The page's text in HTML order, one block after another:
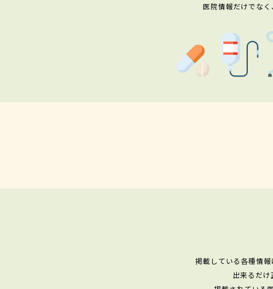
医院情報だけでな
掲載している各種情
出来るだ